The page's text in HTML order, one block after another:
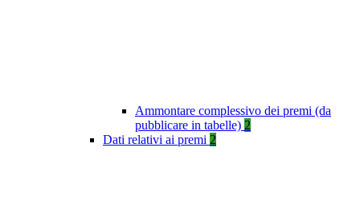
Ammontare complessivo dei premi (da
pubblicare in tabelle) 2
Dati relativi ai premi 2